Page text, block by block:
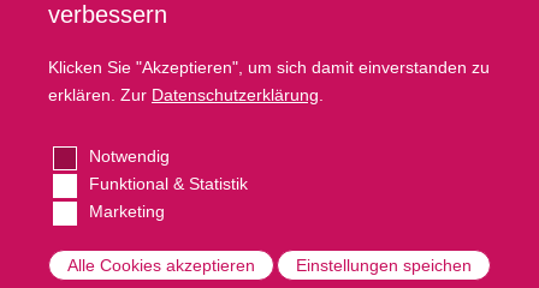
Fußzeilenmenü
Datenschutz
Impressum
Cookie Settings
Copyright © Unikims. Alle Rechte vorbehalten.
verbessern
Klicken Sie "Akzeptieren", um sich damit einverstanden zu
erklären. Zur Datenschutzerklärung
Notwendig
Funktional & Statistik
Marketing
Alle Cookies akzeptieren
Zustimmung
zurückziehen
Einstellungen speichen